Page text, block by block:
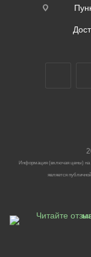
Информация (включая цены) на
является